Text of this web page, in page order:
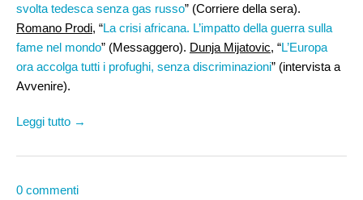
svolta tedesca senza gas russo” (Corriere della sera).
Romano Prodi, “La crisi africana. L’impatto della guerra sulla
fame nel mondo” (Messaggero). Dunja Mijatovic, “L’Europa
ora accolga tutti i profughi, senza discriminazioni” (intervista a
Avvenire).
Leggi tutto →
0 commenti